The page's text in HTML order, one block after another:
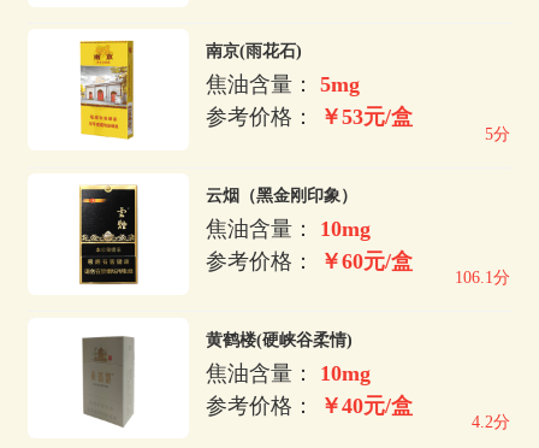
南京(雨花石)
焦油含量：5mg
参考价格：
￥53元/盒
5分
云烟（黑金刚印象）
焦油含量： 10mg
参考价格：
￥60元/盒
106.1分
黄鹤楼(硬峡谷柔情)
焦油含量： 10mg
参考价格：
￥40元/盒
4.2分